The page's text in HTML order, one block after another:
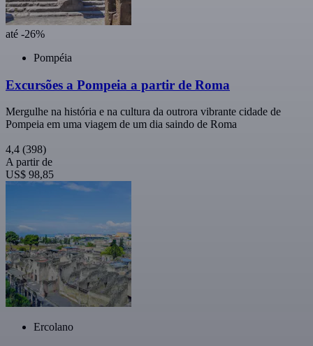
até -26%
Pompéia
Excursões a Pompeia a partir de Roma
Mergulhe na história e na cultura da outrora vibrante cidade de
Pompeia em uma viagem de um dia saindo de Roma
4,4 (398)
A partir de
US$ 98,85
Ercolano